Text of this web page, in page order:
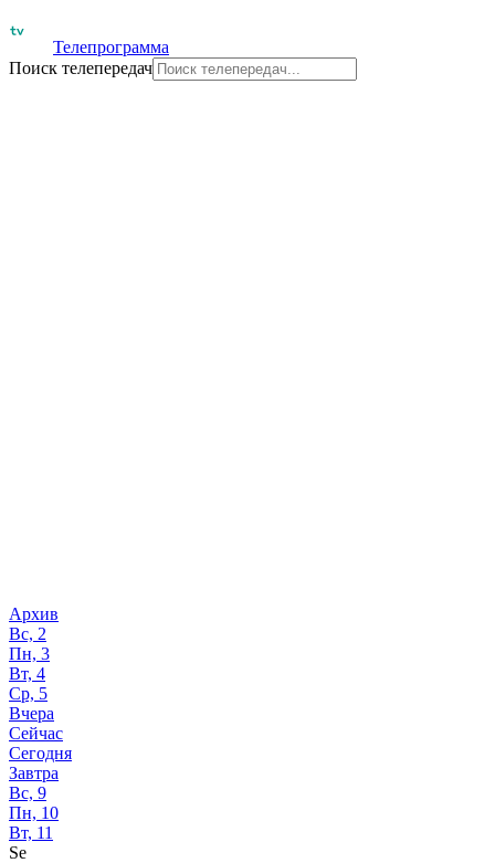
Телепрограмма
Поиск телепередач
Архив
Вс, 2
Пн, 3
Вт, 4
Ср, 5
Вчера
Сейчас
Сегодня
Завтра
Вс, 9
Пн, 10
Вт, 11
Se